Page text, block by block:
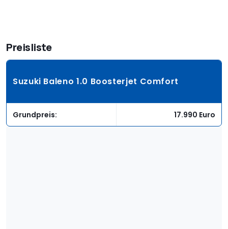
Preisliste
Suzuki Baleno 1.0 Boosterjet Comfort
Grundpreis: 17.990 Euro